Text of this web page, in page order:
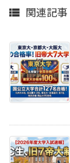
 関連記事